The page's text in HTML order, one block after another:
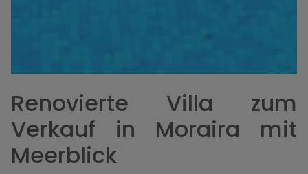
Renovierte Villa zum
Verkauf in Moraira mit
Meerblick